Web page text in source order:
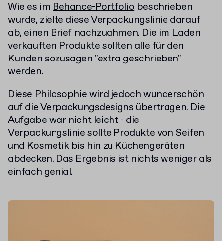
Wie es imBehance-Portfoliobeschrieben
wurde, zielte diese Verpackungslinie darauf
ab, einen Brief nachzuahmen. Die im Laden
verkauften Produkte sollten alle für den
Kunden sozusagen "extra geschrieben"
werden.
Diese Philosophie wird jedoch wunderschön
auf die Verpackungsdesigns übertragen. Die
Aufgabe war nicht leicht - die
Verpackungslinie sollte Produkte von Seifen
und Kosmetik bis hin zu Küchengeräten
abdecken. Das Ergebnis ist nichts weniger als
einfach genial.